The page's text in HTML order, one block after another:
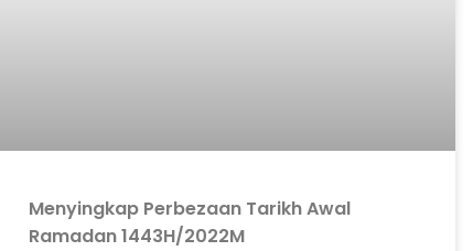
Menyingkap Perbezaan Tarikh Awal
Ramadan 1443H/2022M